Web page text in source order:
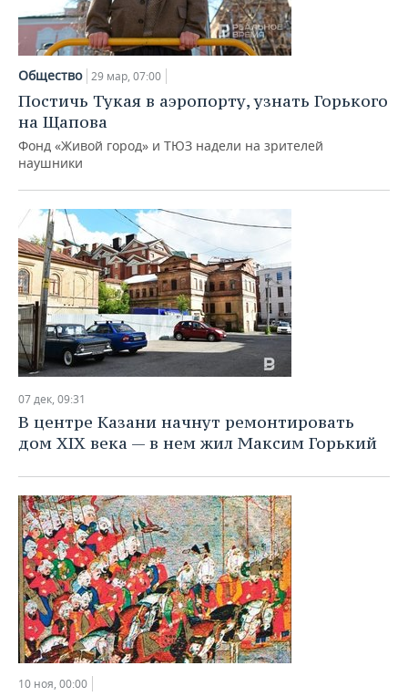
Общество 29 мар, 07:00
Постичь Тукая в аэропорту, узнать Горького
на Щапова
Фонд «Живой город» и ТЮЗ надели на зрителей
наушники
07 дек, 09:31
В центре Казани начнут ремонтировать
дом XIX века — в нем жил Максим Горький
10 ноя, 00:00